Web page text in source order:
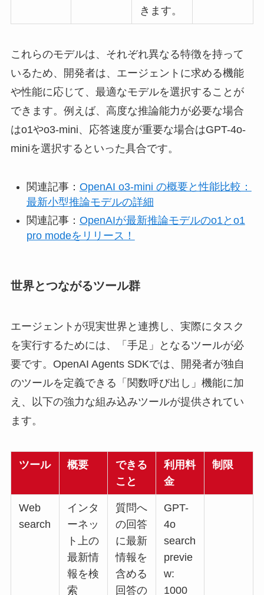
きます。
これらのモデルは、それぞれ異なる特徴を持って
いるため、開発者は、エージェントに求める機能
や性能に応じて、最適なモデルを選択することが
できます。例えば、高度な推論能力が必要な場合
はo1やo3-mini、応答速度が重要な場合はGPT-4o-
miniを選択するといった具合です。
関連記事： OpenAI o3-mini の概要と性能比較：
最新小型推論モデルの詳細
関連記事： OpenAIが最新推論モデルのo1とo1
pro modeをリリース！
世界とつながるツール群
エージェントが現実世界と連携し、実際にタスク
を実行するためには、「手足」となるツールが必
要です。OpenAI Agents SDKでは、開発者が独自
のツールを定義できる「関数呼び出し」機能に加
え、以下の強力な組み込みツールが提供されてい
ます。
ツール 概要
できる
こと
利用料
金
制限
Web
search
インタ
ーネッ
ト上の
最新情
報を検
索
質問へ
の回答
に最新
情報を
含める
回答の
GPT-
4o
search
previe
w:
1000